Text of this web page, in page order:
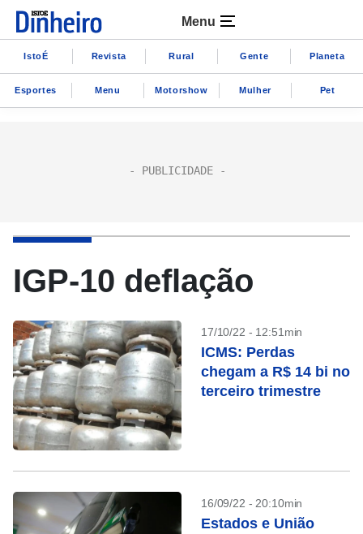
Menu
IstoÉ Revista Rural Gente Planeta
Esportes Menu Motorshow Mulher Pet
IGP-10 deflação
17/10/22 - 12:51min
ICMS: Perdas
chegam a R$ 14 bi no
terceiro trimestre
16/09/22 - 20:10min
Estados e União